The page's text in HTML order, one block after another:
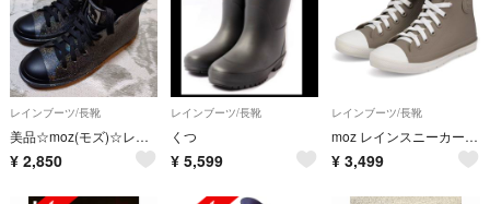
レインブーツ/長靴
美品☆moz(モズ)☆レインシューズ Ｌサイズ
¥ 2,850
レインブーツ/長靴
くつ
¥ 5,599
レインブーツ/長靴
moz レインスニーカー レインブーツ
¥ 3,499